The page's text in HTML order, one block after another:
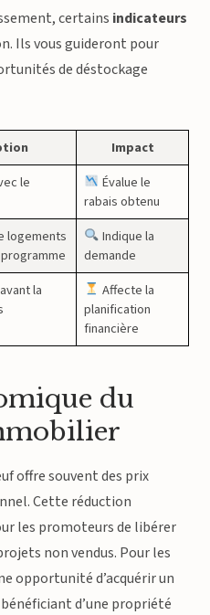
certains indicateurs
Ils vous guideront pour
de déstockage
Impact
le
Évalue le
rabais obtenu
logements
Indique la
demande
la
Affecte la
planification
financière
du
offre souvent des prix
Cette réduction
les promoteurs de libérer
non vendus. Pour les
opportunité d’acquérir un
d’une propriété